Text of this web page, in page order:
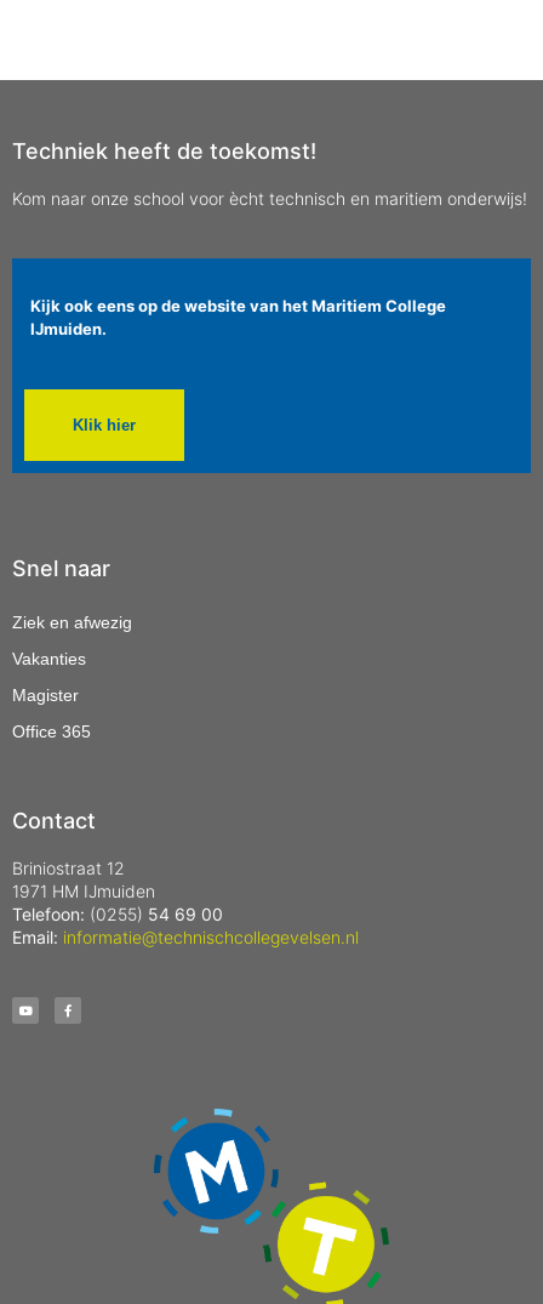
Techniek heeft de toekomst!
Kom naar onze school voor ècht technisch en maritiem onderwijs!
Kijk ook eens op de website van het Maritiem College
IJmuiden.
Klik hier
Snel naar
Ziek en afwezig
Vakanties
Magister
Office 365
Contact
Briniostraat 12
1971 HM IJmuiden
Telefoon: (0255) 54 69 00
Email: informatie@technischcollegevelsen.nl